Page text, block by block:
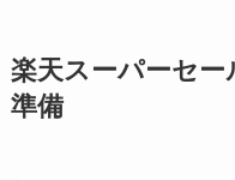
楽天スーパーセ
準備